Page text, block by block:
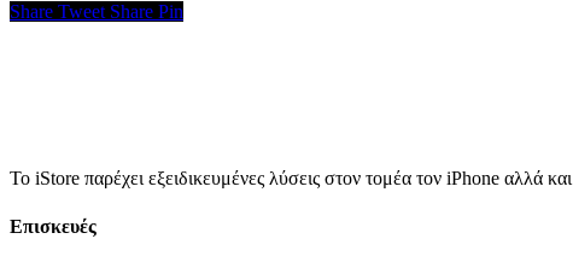
Share Tweet Share Pin
Το iStore παρέχει εξειδικευμένες λύσεις στον τομέα τον iPhone αλλά
Επισκευές